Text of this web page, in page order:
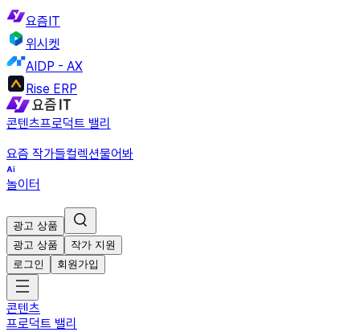
요즘IT
위시켓
AIDP - AX
Rise ERP
콘텐츠프로덕트 밸리
요즘 작가들컬렉션물어봐
놀이터
광고 상품
광고 상품
작가 지원
로그인
회원가입
콘텐츠
프로덕트 밸리